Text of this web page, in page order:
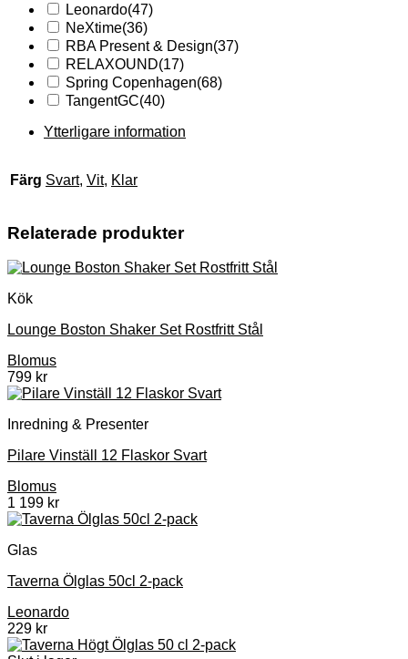
Leonardo(47)
NeXtime(36)
RBA Present & Design(37)
RELAXOUND(17)
Spring Copenhagen(68)
TangentGC(40)
Ytterligare information
Färg Svart, Vit, Klar
Relaterade produkter
Kök
Lounge Boston Shaker Set Rostfritt Stål
Blomus
799 kr
Inredning & Presenter
Pilare Vinställ 12 Flaskor Svart
Blomus
1 199 kr
Glas
Taverna Ölglas 50cl 2-pack
Leonardo
229 kr